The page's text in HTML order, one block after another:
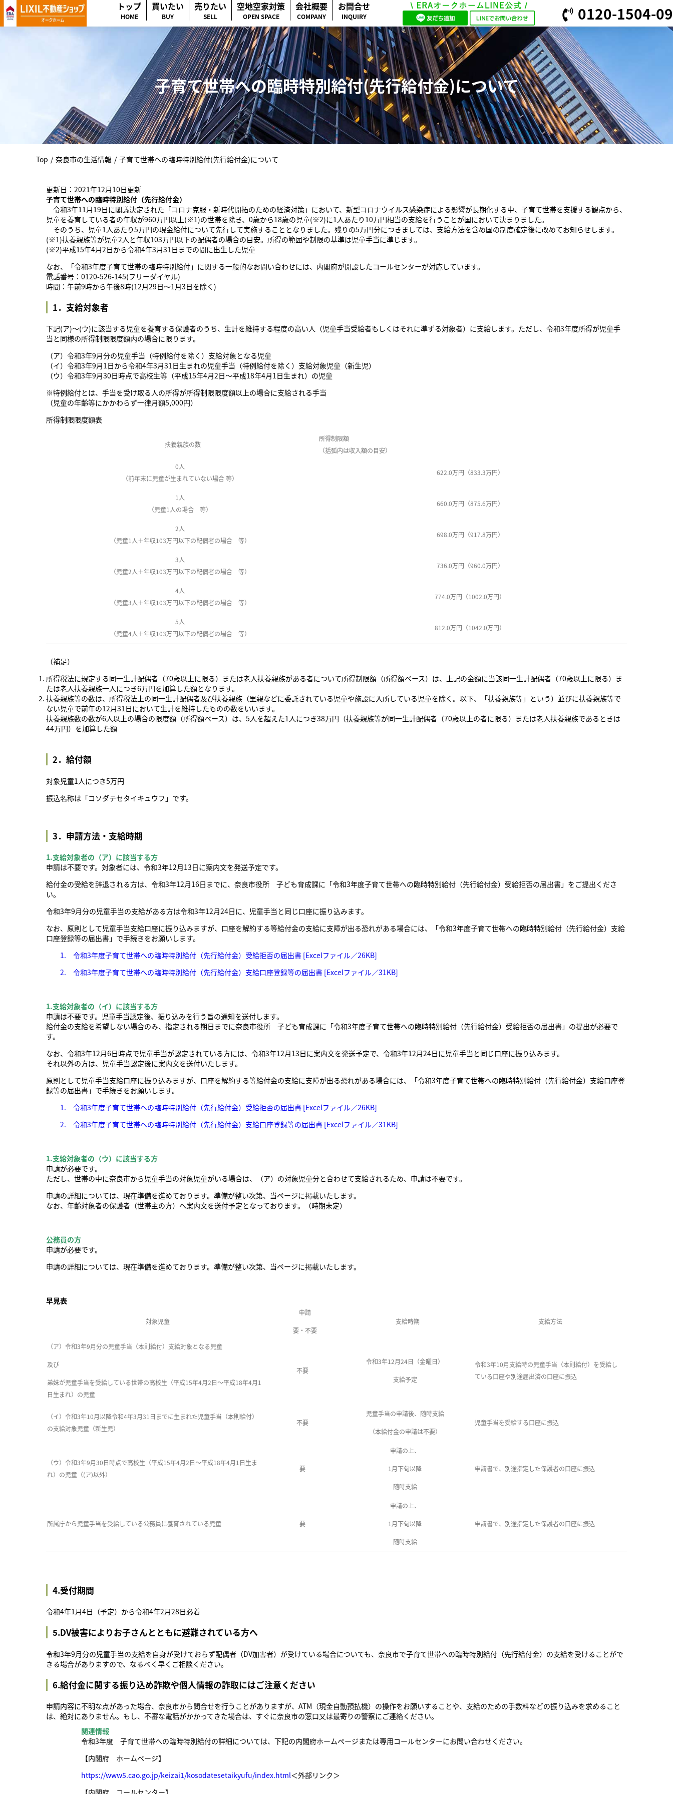
トップ
HOME
買いたい
BUY
売りたい
SELL
空地空家対策
OPEN SPACE
会社概要
COMPANY
お問合せ
INQUIRY 0120-1504-09
子育て世帯への臨時特別給付(先行給付金)について
Top / 奈良市の生活情報 / 子育て世帯への臨時特別給付(先行給付金)について
更新日：2021年12月10日更新
子育て世帯への臨時特別給付（先行給付金）
令和3年11月19日に閣議決定された「コロナ克服・新時代開拓のための経済対策」において、新型コロナウイルス感染症による影響が長期化する中、子育て世帯を支援する観点から、
児童を養育している者の年収が960万円以上(※1)の世帯を除き、0歳から18歳の児童(※2)に1人あたり10万円相当の支給を行うことが国において決まりました。
そのうち、児童1人あたり5万円の現金給付について先行して実施することとなりました。残りの5万円分につきましては、支給方法を含め国の制度確定後に改めてお知らせします。
(※1)扶養親族等が児童2人と年収103万円以下の配偶者の場合の目安。所得の範囲や制限の基準は児童手当に準じます。
(※2)平成15年4月2日から令和4年3月31日までの間に出生した児童
なお、「令和3年度子育て世帯の臨時特別給付」に関する一般的なお問い合わせには、内閣府が開設したコールセンターが対応しています。
電話番号：0120-526-145(フリーダイヤル)
時間：午前9時から午後8時(12月29日～1月3日を除く)
1．支給対象者
下記(ア)～(ウ)に該当する児童を養育する保護者のうち、生計を維持する程度の高い人（児童手当受給者もしくはそれに準ずる対象者）に支給します。ただし、令和3年度所得が児童手
当と同様の所得制限限度額内の場合に限ります。
（ア）令和3年9月分の児童手当（特例給付を除く）支給対象となる児童
（イ）令和3年9月1日から令和4年3月31日生まれの児童手当（特例給付を除く）支給対象児童（新生児）
（ウ）令和3年9月30日時点で高校生等（平成15年4月2日～平成18年4月1日生まれ）の児童
※特例給付とは、手当を受け取る人の所得が所得制限限度額以上の場合に支給される手当
（児童の年齢等にかかわらず一律月額5,000円）
所得制限限度額表
扶養親族の数
所得制限額
（括弧内は収入額の目安）
0人
（前年末に児童が生まれていない場合 等）
622.0万円（833.3万円）
1人
（児童1人の場合 等）
660.0万円（875.6万円）
2人
（児童1人＋年収103万円以下の配偶者の場合 等）
698.0万円（917.8万円）
3人
（児童2人＋年収103万円以下の配偶者の場合 等）
736.0万円（960.0万円）
4人
（児童3人＋年収103万円以下の配偶者の場合 等）
774.0万円（1002.0万円）
5人
（児童4人＋年収103万円以下の配偶者の場合 等）
812.0万円（1042.0万円）
（補足）
所得税法に規定する同一生計配偶者（70歳以上に限る）または老人扶養親族がある者について所得制限額（所得額ベース）は、上記の金額に当該同一生計配偶者（70歳以上に限る）ま
たは老人扶養親族一人につき6万円を加算した額となります。
扶養親族等の数は、所得税法上の同一生計配偶者及び扶養親族（里親などに委託されている児童や施設に入所している児童を除く。以下、「扶養親族等」という）並びに扶養親族等で
ない児童で前年の12月31日において生計を維持したものの数をいいます。
扶養親族数の数が6人以上の場合の限度額（所得額ベース）は、5人を超えた1人につき38万円（扶養親族等が同一生計配偶者（70歳以上の者に限る）または老人扶養親族であるときは
44万円）を加算した額
2．給付額
対象児童1人につき5万円
振込名称は「コソダテセタイキュウフ」です。
3．申請方法・支給時期
1.支給対象者の（ア）に該当する方
申請は不要です。対象者には、令和3年12月13日に案内文を発送予定です。
給付金の受給を辞退される方は、令和3年12月16日までに、奈良市役所 子ども育成課に「令和3年度子育て世帯への臨時特別給付（先行給付金）受給拒否の届出書」をご提出くださ
い。
令和3年9月分の児童手当の支給がある方は令和3年12月24日に、児童手当と同じ口座に振り込みます。
なお、原則として児童手当支給口座に振り込みますが、口座を解約する等給付金の支給に支障が出る恐れがある場合には、「令和3年度子育て世帯への臨時特別給付（先行給付金）支給
口座登録等の届出書」で手続きをお願いします。
1. 令和3年度子育て世帯への臨時特別給付（先行給付金）受給拒否の届出書 [Excelファイル／26KB]
2. 令和3年度子育て世帯への臨時特別給付（先行給付金）支給口座登録等の届出書 [Excelファイル／31KB]
1.支給対象者の（イ）に該当する方
申請は不要です。児童手当認定後、振り込みを行う旨の通知を送付します。
給付金の支給を希望しない場合のみ、指定される期日までに奈良市役所 子ども育成課に「令和3年度子育て世帯への臨時特別給付（先行給付金）受給拒否の届出書」の提出が必要で
す。
なお、令和3年12月6日時点で児童手当が認定されている方には、令和3年12月13日に案内文を発送予定で、令和3年12月24日に児童手当と同じ口座に振り込みます。
それ以外の方は、児童手当認定後に案内文を送付いたします。
原則として児童手当支給口座に振り込みますが、口座を解約する等給付金の支給に支障が出る恐れがある場合には、「令和3年度子育て世帯への臨時特別給付（先行給付金）支給口座登
録等の届出書」で手続きをお願いします。
1. 令和3年度子育て世帯への臨時特別給付（先行給付金）受給拒否の届出書 [Excelファイル／26KB]
2. 令和3年度子育て世帯への臨時特別給付（先行給付金）支給口座登録等の届出書 [Excelファイル／31KB]
1.支給対象者の（ウ）に該当する方
申請が必要です。
ただし、世帯の中に奈良市から児童手当の対象児童がいる場合は、（ア）の対象児童分と合わせて支給されるため、申請は不要です。
申請の詳細については、現在準備を進めております。準備が整い次第、当ページに掲載いたします。
なお、年齢対象者の保護者（世帯主の方）へ案内文を送付予定となっております。（時期未定）
公務員の方
申請が必要です。
申請の詳細については、現在準備を進めております。準備が整い次第、当ページに掲載いたします。
早見表
対象児童
申請
要・不要
支給時期 支給方法
（ア）令和3年9月分の児童手当（本則給付）支給対象となる児童
及び
弟妹が児童手当を受給している世帯の高校生（平成15年4月2日～平成18年4月1
日生まれ）の児童
不要
令和3年12月24日（金曜日）
支給予定
令和3年10月支給時の児童手当（本則給付）を受給し
ている口座や別途届出済の口座に振込
（イ）令和3年10月以降令和4年3月31日までに生まれた児童手当（本則給付）
の支給対象児童（新生児）
不要
児童手当の申請後、随時支給
（本給付金の申請は不要）
児童手当を受給する口座に振込
（ウ）令和3年9月30日時点で高校生（平成15年4月2日～平成18年4月1日生ま
れ）の児童（(ア)以外）
要
申請の上、
1月下旬以降
随時支給
申請書で、別途指定した保護者の口座に振込
所属庁から児童手当を受給している公務員に養育されている児童 要
申請の上、
1月下旬以降
随時支給
申請書で、別途指定した保護者の口座に振込
4.受付期間
令和4年1月4日（予定）から令和4年2月28日必着
5.DV被害によりお子さんとともに避難されている方へ
令和3年9月分の児童手当の支給を自身が受けておらず配偶者（DV加害者）が受けている場合についても、奈良市で子育て世帯への臨時特別給付（先行給付金）の支給を受けることがで
きる場合がありますので、なるべく早くご相談ください。
6.給付金に関する振り込め詐欺や個人情報の詐取にはご注意ください
申請内容に不明な点があった場合、奈良市から問合せを行うことがありますが、ATM（現金自動預払機）の操作をお願いすることや、支給のための手数料などの振り込みを求めること
は、絶対にありません。もし、不審な電話がかかってきた場合は、すぐに奈良市の窓口又は最寄りの警察にご連絡ください。
関連情報
令和3年度 子育て世帯への臨時特別給付の詳細については、下記の内閣府ホームページまたは専用コールセンターにお問い合わせください。
【内閣府 ホームページ】
https://www5.cao.go.jp/keizai1/kosodatesetaikyufu/index.html＜外部リンク＞
【内閣府 コールセンター】